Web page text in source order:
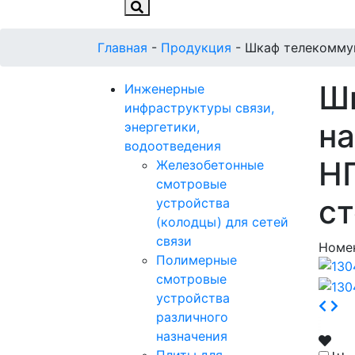
Главная - Продукция - Шкаф
Инженерные
инфраструктуры связи,
энергетики,
водоотведения
Железобетонные
смотровые
устройства
(колодцы) для сетей
связи
Полимерные
смотровые
устройства
различного
назначения